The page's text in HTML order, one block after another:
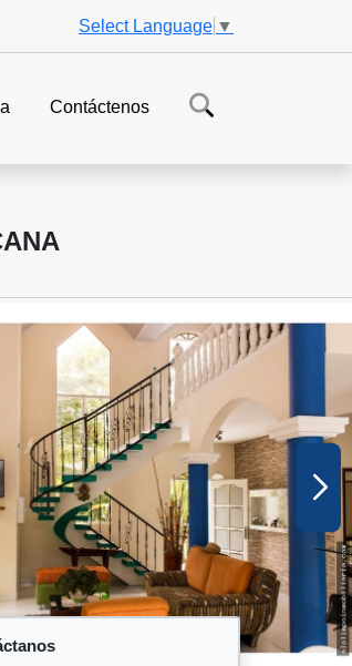
Select Language ▼
Contáctenos